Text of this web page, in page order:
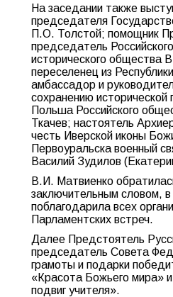
На заседании также
председателя
П.О. Толстой; помощник
председатель
исторического общества
переселенец из
амбассадор и
сохранению исторической
Польша Российского
Ткачев; настоятель
честь Иверской иконы
Первоуральска военный
Василий Зудилов
В.И. Матвиенко
заключительным словом,
поблагодарила всех
Парламентских встреч.
Далее Предстоятель
председатель Совета
грамоты и подарки
«Красота Божьего мира»
подвиг учителя».